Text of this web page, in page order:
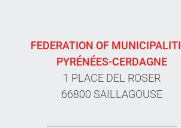
FEDERATION OF
PYRÉNÉES-CERDAGNE
1 PLACE DEL ROSER
66800 SAILLAGOUSE